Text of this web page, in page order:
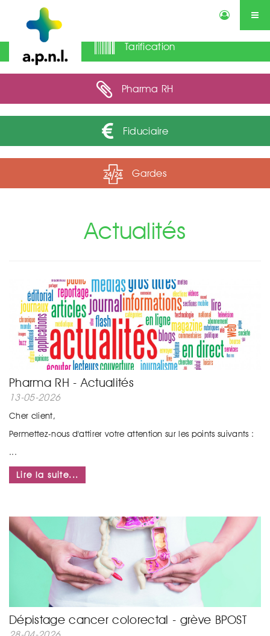
Actualités Annonces Qui sommes-nous ?
Contactez-nous Agenda
Tarification
Pharma RH
Fiduciaire
Gardes
Actualités
Pharma RH - Actualités
13-05-2026
Cher client,
Permettez-nous d'attirer votre attention sur les points suivants :
...
Lire la suite...
Dépistage cancer colorectal - grève BPOST